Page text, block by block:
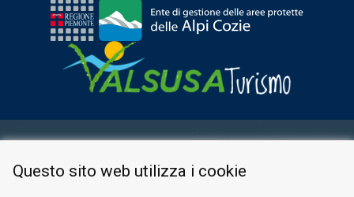
PRIVACY POLICY
Questo sito web utilizza i cookie